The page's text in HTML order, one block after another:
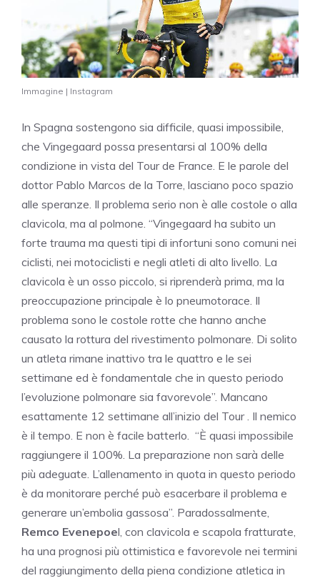
Immagine | Instagram
In Spagna sostengono sia difficile, quasi impossibile,
che Vingegaard possa presentarsi al 100% della
condizione in vista del Tour de France . E le parole del
dottor Pablo Marcos de la Torre, lasciano poco spazio
alle speranze. Il problema serio non è alle costole o alla
clavicola, ma al polmone. “Vingegaard ha subito un
forte trauma ma questi tipi di infortuni sono comuni nei
ciclisti, nei motociclisti e negli atleti di alto livello. La
clavicola è un osso piccolo, si riprenderà prima, ma la
preoccupazione principale è lo pneumotorace. Il
problema sono le costole rotte che hanno anche
causato la rottura del rivestimento polmonare. Di solito
un atleta rimane inattivo tra le quattro e le sei
settimane ed è fondamentale che in questo periodo
l’evoluzione polmonare sia favorevole”. Mancano
esattamente 12 settimane all’inizio del Tour . Il nemico
è il tempo. E non è facile batterlo. “È quasi impossibile
raggiungere il 100%. La preparazione non sarà delle
più adeguate. L’allenamento in quota in questo periodo
è da monitorare perché può esacerbare il problema e
generare un’embolia gassosa”. Paradossalmente,
Remco Evenepoel, con clavicola e scapola fratturate,
ha una prognosi più ottimistica e favorevole nei termini
del raggiungimento della piena condizione atletica in